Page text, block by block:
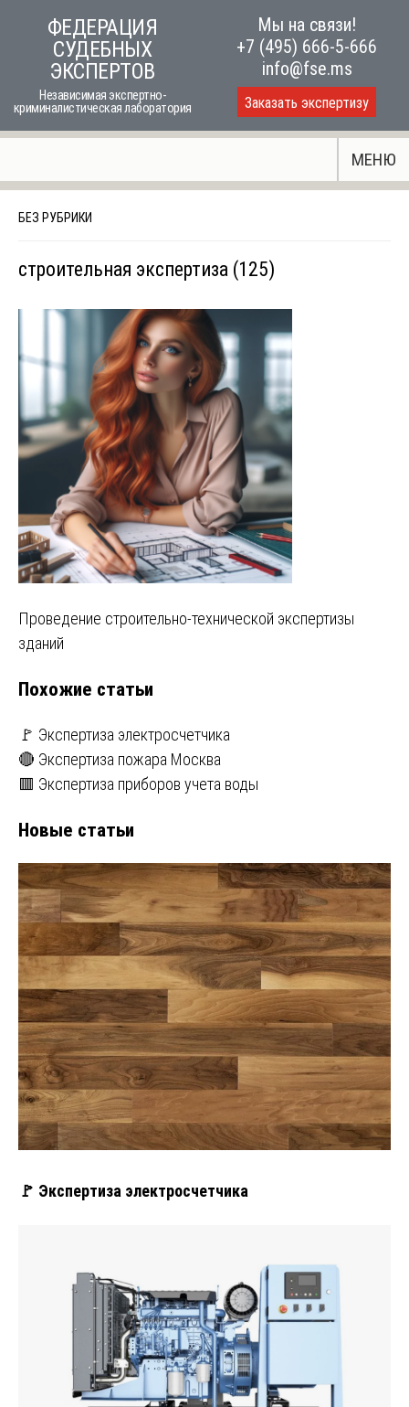
ФЕДЕРАЦИЯ
СУДЕБНЫХ
ЭКСПЕРТОВ
Независимая экспертно-
криминалистическая лаборатория
Мы на связи!
+7 (495) 666-5-666
info@fse.ms
Заказать экспертизу
МЕНЮ
БЕЗ РУБРИКИ
строительная экспертиза (125)
Навигация
по
записям
Проведение строительно-технической экспертизы
зданий
Похожие статьи
🚩 Экспертиза электросчетчика
🔴 Экспертиза пожара Москва
🟥 Экспертиза приборов учета воды
Новые статьи
🚩 Экспертиза электросчетчика